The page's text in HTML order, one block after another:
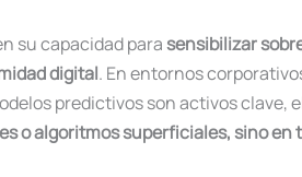
su capacidad parasensibilizar
digital. En entornos
predictivos son activos clave,
o algoritmos superficiales, sino en